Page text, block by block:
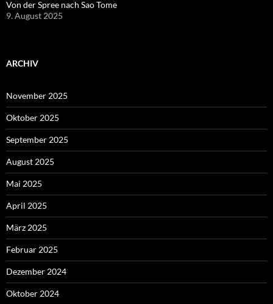
Von der Spree nach Sao Tome
9. August 2025
ARCHIV
November 2025
Oktober 2025
September 2025
August 2025
Mai 2025
April 2025
März 2025
Februar 2025
Dezember 2024
Oktober 2024